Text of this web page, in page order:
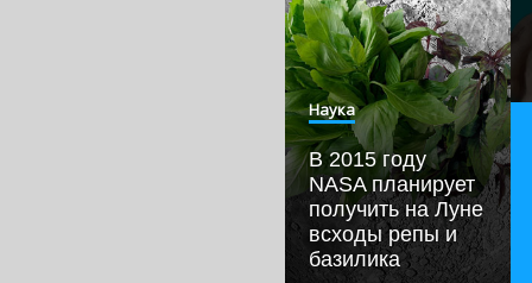
Наука
В 2015 году
NASA планирует
получить на Луне
всходы репы и
базилика